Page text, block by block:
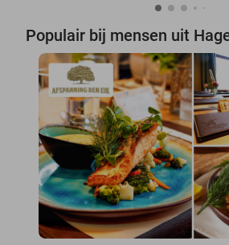
Populair bij mensen uit